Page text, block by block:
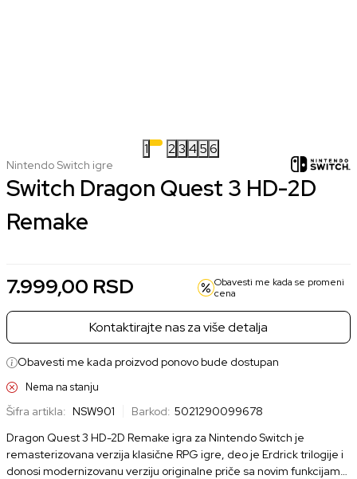
1 23 456
Nintendo Switch igre
Switch Dragon Quest 3 HD-2D
Remake
7.999,00 RSD
Obavesti me kada se promeni
cena
Kontaktirajte nas za više detalja
Obavesti me kada proizvod ponovo bude dostupan
Nema na stanju
Šifra artikla: NSW901 Barkod: 5021290099678
Dragon Quest 3 HD-2D Remake igra za Nintendo Switch je
remasterizovana verzija klasične RPG igre, deo je Erdrick trilogije i
donosi modernizovanu verziju originalne priče sa novim funkcijama